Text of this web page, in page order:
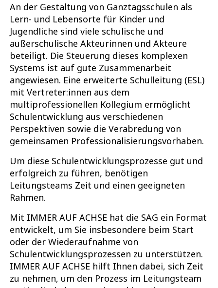
An der Gestaltung von Ganztagsschulen als
Lern- und Lebensorte für Kinder und
Jugendliche sind viele schulische und
außerschulische Akteurinnen und Akteure
beteiligt. Die Steuerung dieses komplexen
Systems ist auf gute Zusammenarbeit
angewiesen. Eine erweiterte Schulleitung (ESL)
mit Vertreter:innen aus dem
multiprofessionellen Kollegium ermöglicht
Schulentwicklung aus verschiedenen
Perspektiven sowie die Verabredung von
gemeinsamen Professionalisierungsvorhaben.
Um diese Schulentwicklungsprozesse gut und
erfolgreich zu führen, benötigen
Leitungsteams Zeit und einen geeigneten
Rahmen.
Mit IMMER AUF ACHSE hat die SAG ein Format
entwickelt, um Sie insbesondere beim Start
oder der Wiederaufnahme von
Schulentwicklungsprozessen zu unterstützen.
IMMER AUF ACHSE hilft Ihnen dabei, sich Zeit
zu nehmen, um den Prozess im Leitungsteam